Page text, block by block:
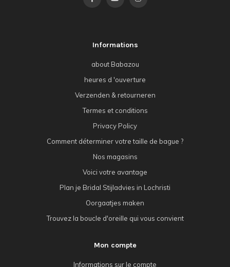
Informations
about Babazou
heures d 'ouverture
Verzenden & retourneren
Termes et conditions
Privacy Policy
Comment déterminer votre taille de bague ?
Nos magasins
Voici votre avantage
Plan je Bridal Stijladvies in Lochristi
Oorgaatjes maken
Trouvez la boucle d'oreille qui vous convient
Mon compte
Informations sur le compte